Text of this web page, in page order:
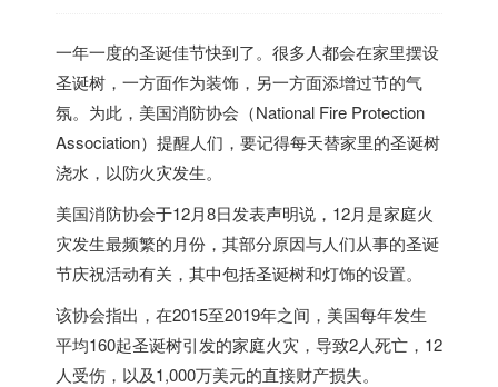
一年一度的圣诞佳节快到了。很多人都会在家里摆设
圣诞树，一方面作为装饰，另一方面添增过节的气
氛。为此，美国消防协会（National Fire Protection
Association）提醒人们，要记得每天替家里的圣诞树
浇水，以防火灾发生。
美国消防协会于12月8日发表声明说，12月是家庭火
灾发生最频繁的月份，其部分原因与人们从事的圣诞
节庆祝活动有关，其中包括圣诞树和灯饰的设置。
该协会指出，在2015至2019年之间，美国每年发生
平均160起圣诞树引发的家庭火灾，导致2人死亡，12
人受伤，以及1,000万美元的直接财产损失。